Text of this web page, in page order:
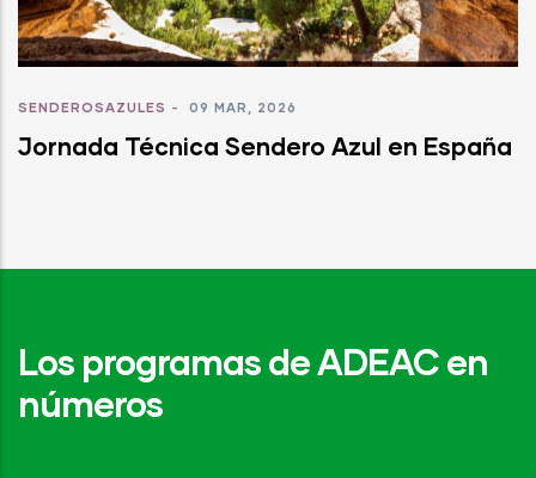
SENDEROSAZULES - 09 MAR, 2026
Jornada Técnica Sendero Azul en España
Los programas de ADEAC en
números